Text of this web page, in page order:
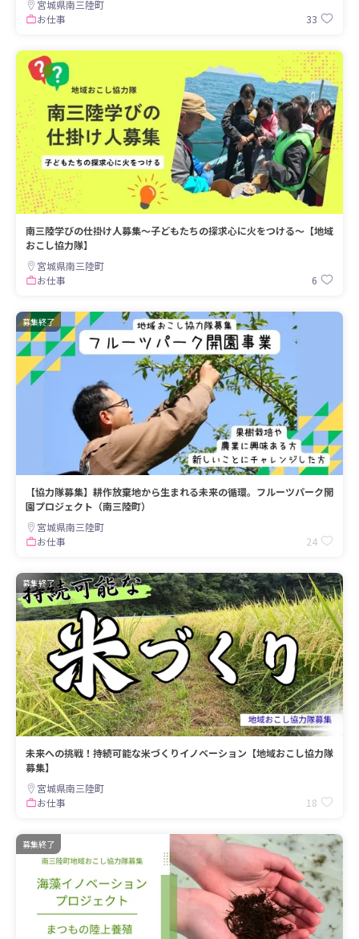
宮城県南三陸町
お仕事
33
南三陸学びの仕掛け人募集～子どもたちの探求心に火をつける～【地域
おこし協力隊】
宮城県南三陸町
お仕事
6
募集終了
【協力隊募集】耕作放棄地から生まれる未来の循環。フルーツパーク開
園プロジェクト（南三陸町）
宮城県南三陸町
お仕事
24
募集終了
未来への挑戦！持続可能な米づくりイノベーション【地域おこし協力隊
募集】
宮城県南三陸町
お仕事
18
募集終了